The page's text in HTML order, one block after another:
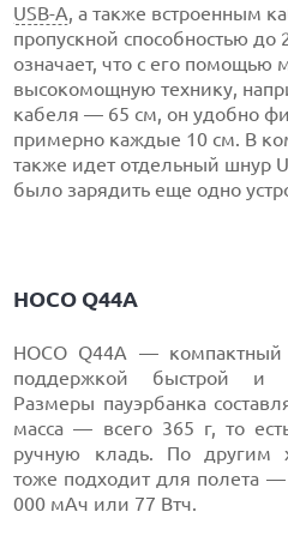
USB-A, а также встроенным
пропускной способностью
означает, что с его помощью
высокомощную технику,
кабеля — 65 см, он удобно
примерно каждые 10 см. В
также идет отдельный шнур
было зарядить еще одно
HOCO Q44A
HOCO Q44A —
поддержкой быстрой и
Размеры пауэрбанка
масса — всего 365 г, то
ручную кладь. По другим
тоже подходит для полета —
000 мАч или 77 Втч.